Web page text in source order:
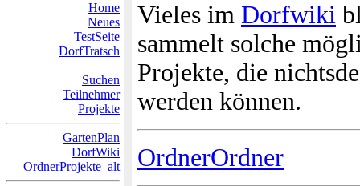
Home
Neues
TestSeite
DorfTratsch
Suchen
Teilnehmer
Projekte
GartenPlan
DorfWiki
OrdnerProjekte_alt
Vieles im Dorfwiki
sammelt solche
Projekte, die
werden können.
OrdnerOrdner